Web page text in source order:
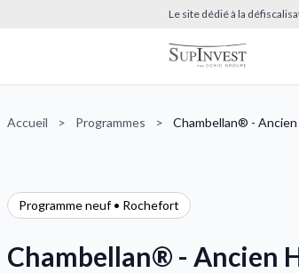
Le site dédié à la
Accueil > Programmes > Chambellan® -
Programme neuf • Rochefort
Chambellan® - Ancien